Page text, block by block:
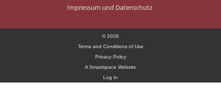
Impressum und Datenschutz
© 2026
Terms and Conditions of Use
Privacy Policy
A Smartspace Website
Log In